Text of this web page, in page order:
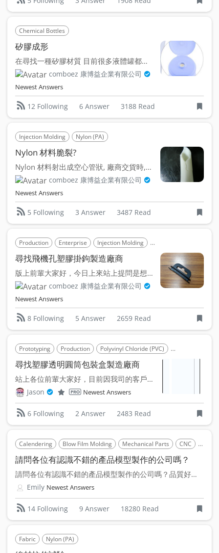
Chemical Bottles
矽膠成形
在尋找一種矽膠材質 目前很多液體罐都採用這樣個矽膠頭設計...
comboez 康博益企業有限公司
Newest Answers
12 Following 6 Answer 3188 Read
Injection Molding Nylon (PA)
Nylon 材料脆裂?
Nylon 材料射出成空心管狀, 廠商交貨時,摔到地上後 ...
comboez 康博益企業有限公司
Newest Answers
5 Following 3 Answer 3487 Read
Production Enterprise Injection Molding Polyvinyl Chloride (PVC)
尋找飛機孔塑膠掛鉤製造廠商
版上前輩大家好，今日上來站上提問是想詢問是否有前輩可推薦台...
comboez 康博益企業有限公司
Newest Answers
8 Following 5 Answer 2659 Read
Prototyping Production Polyvinyl Chloride (PVC) Polyethylene
尋找塑膠透明圓筒包裝盒製造廠商
站上各位前輩大家好，目前因我司的客戶有提出想以可吊掛陳列的...
Jason Newest Answers
6 Following 2 Answer 2483 Read
Calendering Blow Film Molding Mechanical Parts CNC Out
請問各位有認識不錯的產品模型製作的公司嗎？
請問各位有認識不錯的產品模型製作的公司嗎？品質好價格又公道得...
Emily Newest Answers
14 Following 9 Answer 18280 Read
Fabric Nylon (PA)